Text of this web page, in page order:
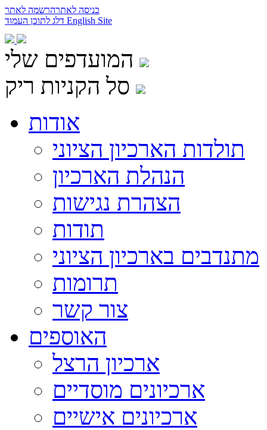
כניסה לאתרהרשמה לאתר
English Site
המועדפים שלי
סל הקניות ריק
אודות
תולדות הארכיון הציוני
הנהלת הארכיון
הצהרת נגישות
תודות
מתנדבים בארכיון הציוני
תרומות
צור קשר
האוספים
ארכיון הרצל
ארכיונים מוסדיים
ארכיונים אישיים